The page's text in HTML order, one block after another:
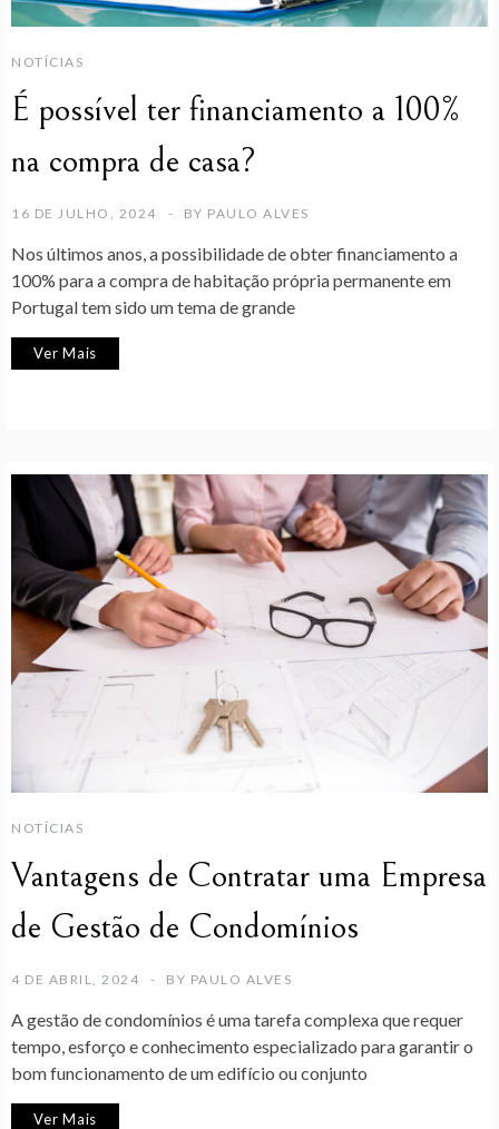
NOTÍCIAS
É possível ter financiamento a 100%
na compra de casa?
16 DE JULHO, 2024 BY PAULO ALVES
Nos últimos anos, a possibilidade de obter financiamento a
100% para a compra de habitação própria permanente em
Portugal tem sido um tema de grande
Ver Mais
NOTÍCIAS
Vantagens de Contratar uma Empresa
de Gestão de Condomínios
4 DE ABRIL, 2024 BY PAULO ALVES
A gestão de condomínios é uma tarefa complexa que requer
tempo, esforço e conhecimento especializado para garantir o
bom funcionamento de um edifício ou conjunto
Ver Mais